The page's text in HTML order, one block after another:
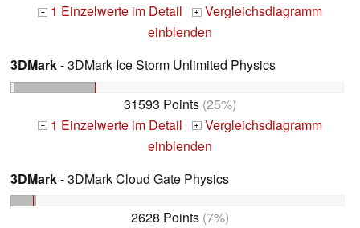
+ 1 Einzelwerte im Detail + Vergleichsdiagramm
einblenden
3DMark- 3DMark Ice Storm Unlimited Physics
31593 Points (25%)
+ 1 Einzelwerte im Detail + Vergleichsdiagramm
einblenden
3DMark- 3DMark Cloud Gate Physics
2628 Points (7%)